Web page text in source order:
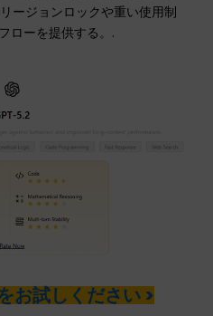
ージョンロックや重い使用制
ローを提供する。.
お試しください >